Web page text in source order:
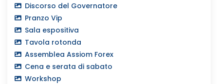
Discorso del Governatore
Pranzo Vip
Sala espositiva
Tavola rotonda
Assemblea Assiom Forex
Cena e serata di sabato
Workshop